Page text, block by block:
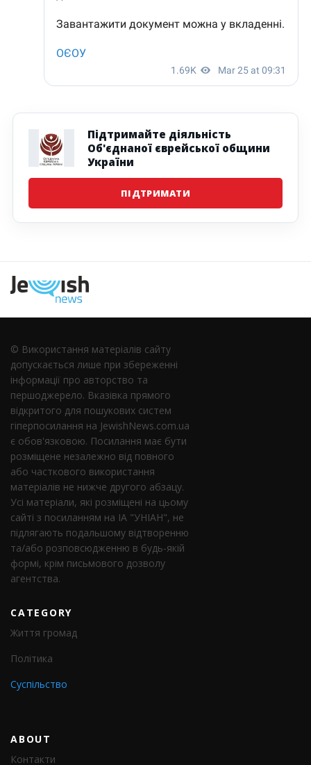
Підтримайте діяльність
Об'єднаної єврейської общини
України
ПІДТРИМАТИ
© Використання матеріалів сайту
допускається лише при збереженні
інформації про авторство та
першоджерело. Вказівка ​​прямого
відкритого для пошукових систем
гіперпосилання на JewishNews.com.ua
є обов'язковою. Посилання має бути
розміщене незалежно від повного
або часткового використання
матеріалів не нижче другого абзацу.
Усі матеріали, які розміщені на цьому
сайті з посиланням на ІА "УНІАН", не
підлягають подальшому відтворенню
та/або розповсюдженню в будь-якій
формі, крім письмового дозволу
агентства.
CATEGORY
Життя громад
Політика
Суспільство
ABOUT
Контакти